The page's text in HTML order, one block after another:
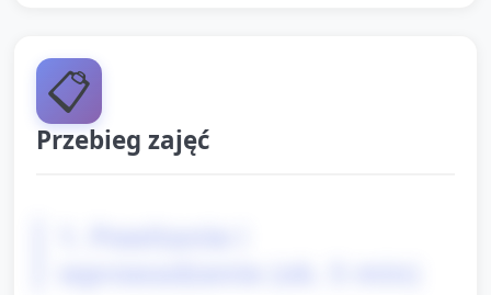
📋
Przebieg zajęć